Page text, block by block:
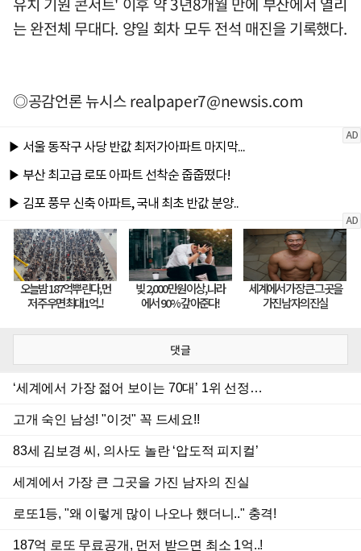
는 완전체 무대다. 양일 회차 모두 전석 매진을 기록했다.
◎공감언론 뉴시스realpaper7@newsis.com
댓글